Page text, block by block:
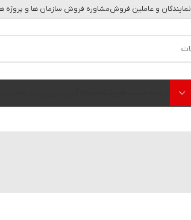
نمایندگان و عاملین فروشمشاوره فروش سازمان ها و پروژه